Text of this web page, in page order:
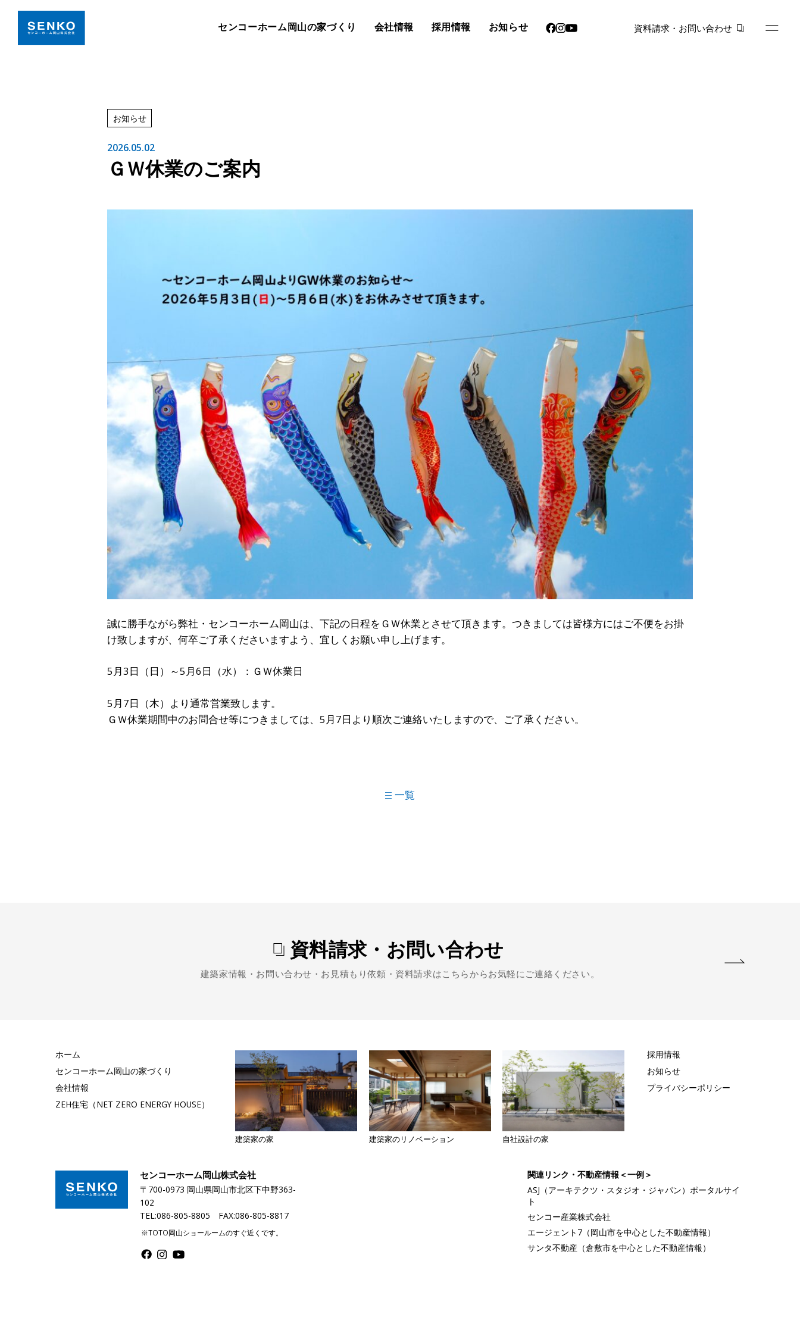
センコーホーム岡山の家づくり 会社情報 採用情報 お知らせ 資料請求・お問い合わせ
お知らせ
2026.05.02
ＧＷ休業のご案内
誠に勝手ながら弊社・センコーホーム岡山は、下記の日程をＧＷ休業とさせて頂きます。つきましては皆様方にはご不便をお掛
け致しますが、何卒ご了承くださいますよう、宜しくお願い申し上げます。
5月3日（日）～5月6日（水）：ＧＷ休業日
5月7日（木）より通常営業致します。
ＧＷ休業期間中のお問合せ等につきましては、5月7日より順次ご連絡いたしますので、ご了承ください。
一覧
資料請求・お問い合わせ
建築家情報・お問い合わせ・お見積もり依頼・資料請求はこちらからお気軽にご連絡ください。
ホーム
センコーホーム岡山の家づくり
会社情報
ZEH住宅（NET ZERO ENERGY HOUSE）
建築家の家 建築家のリノベーション 自社設計の家
採用情報
お知らせ
プライバシーポリシー
センコーホーム岡山株式会社
〒700-0973 岡山県岡山市北区下中野363-
102
TEL:086-805-8805 FAX:086-805-8817
※TOTO岡山ショールームのすぐ近くです。
関連リンク・不動産情報＜一例＞
ASJ（アーキテクツ・スタジオ・ジャパン）ポータルサイ
ト
センコー産業株式会社
エージェント7（岡山市を中心とした不動産情報）
サンタ不動産（倉敷市を中心とした不動産情報）